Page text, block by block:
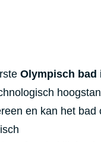
Olympisch bad
en kan het bad